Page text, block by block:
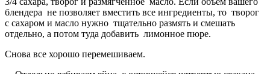
блендера не позволяет вместить все ингредиенты, то творог
с сахаром и масло нужно тщательно размять и смешать
отдельно, а потом туда добавить лимонное пюре.
Снова все хорошо перемешиваем.